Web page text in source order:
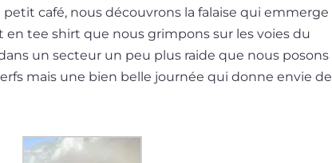
café, nous décou­vrons la falaise qui emmerge
en tee shirt que nous grim­pons sur les voies du
un sec­teur un peu plus raide que nous posons
mais une bien belle jour­née qui donne envie de